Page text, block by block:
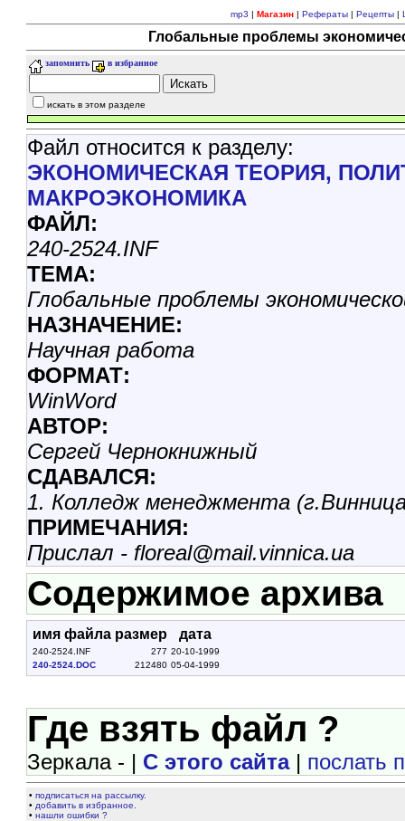
mp3 | Магазин| Рефераты| Рецепты|
Глобальные проблемы
запомнить в избранное
искать в этом разделе
Файл относится к разделу:
ЭКОНОМИЧЕСКАЯ ТЕОРИЯ,
МАКРОЭКОНОМИКА
ФАЙЛ:
240-2524.INF
ТЕМА:
Глобальные проблемы
HАЗHАЧЕHИЕ:
Научная работа
ФОРМАТ:
WinWord
АВТОР:
Сергей Чернокнижный
СДАВАЛСЯ:
1. Колледж менеджмента
ПРИМЕЧАНИЯ:
Прислал - floreal@mail.vinnica.ua
Содержимое архива
имя файла размер дата
240-2524.INF 277 20-10-1999
240-2524.DOC
212480 05-04-1999
Где взять файл ?
Зеркала - | С этого сайта| послать
•подписаться на рассылку.
• добавить в избранное.
•нашли ошибки ?